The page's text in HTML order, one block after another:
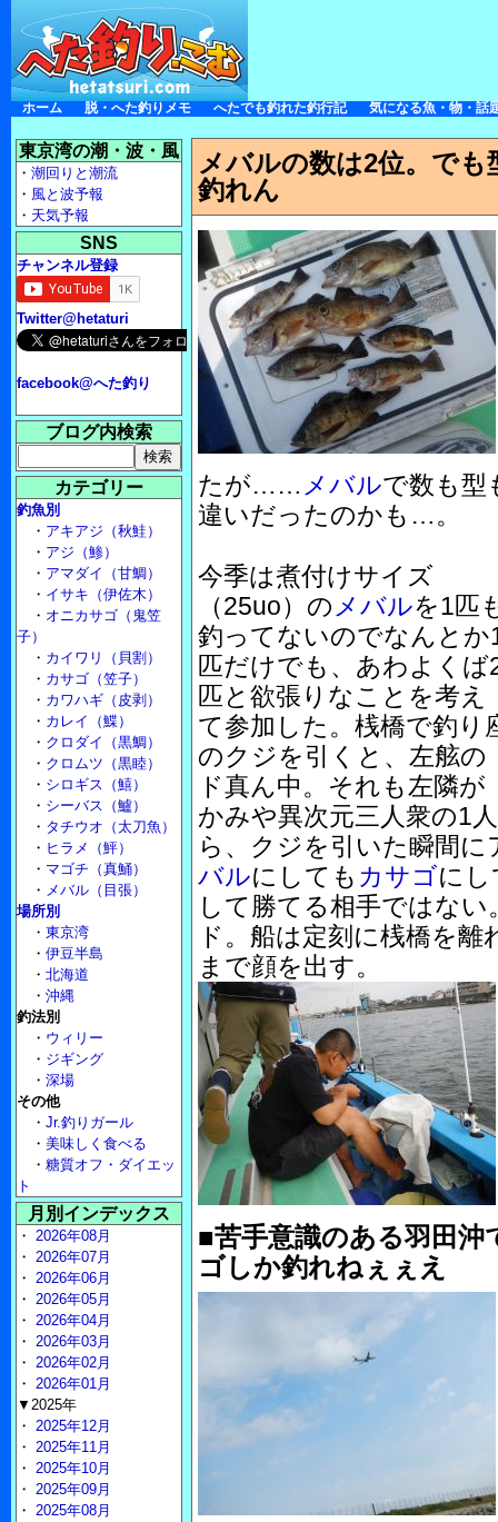
ホーム 脱・へた釣りメモ へたでも釣れた釣行記 気になる魚・物・話
メバルの数は2位。で
釣れん
たが…… メバルで数も型
違いだったのかも…。
今季は煮付けサイズ
（25uo）の メバルを1匹
釣ってないのでなんとか
匹だけでも、あわよくば
匹と欲張りなことを考え
て参加した。桟橋で釣り
のクジを引くと、左舷の
ド真ん中。それも左隣が
かみや異次元三人衆の1
ら、クジを引いた瞬間
バルにしても カサゴに
して勝てる相手ではな
ド。船は定刻に桟橋を
まで顔を出す。
■苦手意識のある羽田
ゴしか釣れねぇぇえ
東京湾の潮・波・風
・ 潮回りと潮流
・ 風と波予報
・ 天気予報
SNS
チャンネル登録
Twitter@hetaturi
facebook@へた釣り
ブログ内検索
カテゴリー
釣魚別
・ アキアジ（秋鮭）
・ アジ（鯵）
・ アマダイ（甘鯛）
・ イサキ（伊佐木）
・ オニカサゴ（鬼笠
子）
・ カイワリ（貝割）
・ カサゴ（笠子）
・ カワハギ（皮剥）
・ カレイ（鰈）
・ クロダイ（黒鯛）
・ クロムツ（黒睦）
・ シロギス（鱚）
・ シーバス（鱸）
・ タチウオ（太刀魚）
・ ヒラメ（鮃）
・ マゴチ（真鯒）
・ メバル（目張）
場所別
・ 東京湾
・ 伊豆半島
・ 北海道
・ 沖縄
釣法別
・ ウィリー
・ ジギング
・ 深場
その他
・ Jr.釣りガール
・ 美味しく食べる
・ 糖質オフ・ダイエッ
ト
月別インデックス
・ 2026年08月
・ 2026年07月
・ 2026年06月
・ 2026年05月
・ 2026年04月
・ 2026年03月
・ 2026年02月
・ 2026年01月
▼2025年
・ 2025年12月
・ 2025年11月
・ 2025年10月
・ 2025年09月
・ 2025年08月